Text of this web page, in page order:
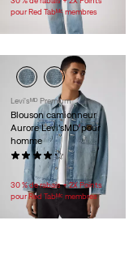
pour Red Tabᴹᶜ membres
Levi'sᴹᴰ Premium
Blouson camionneur
Aurore Levi’sMD pour
homme
(16)
118,00 $
30 % de rabais + 2X Points
pour Red Tabᴹᶜ membres